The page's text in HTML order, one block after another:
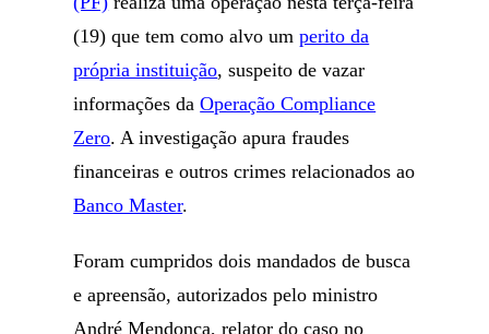
(19) que tem como alvo umperito da
própria instituição, suspeito de vazar
informações daOperação Compliance
Zero. A investigação apura fraudes
financeiras e outros crimes relacionados ao
Banco Master.
Foram cumpridos dois mandados de busca
e apreensão, autorizados pelo ministro
André Mendonça, relator do caso no